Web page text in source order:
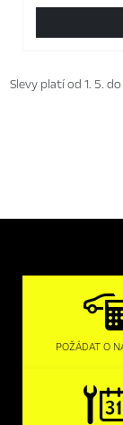
Slevy platí od 1. 5. do
POŽÁDAT O